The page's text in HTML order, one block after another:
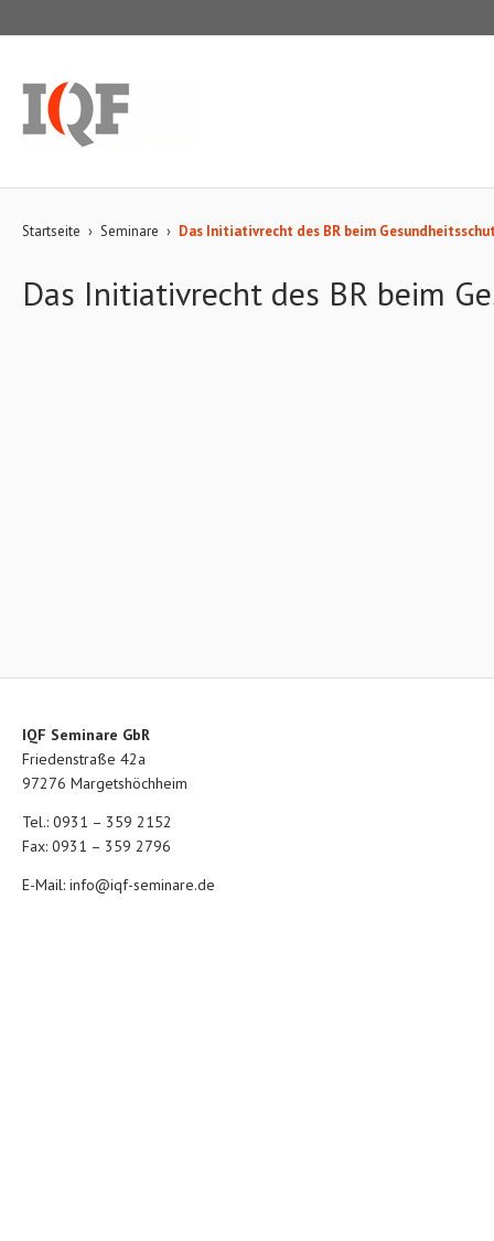
Startseite › Seminare › Das Initiativrecht des BR beim
Das Initiativrecht des BR beim
IQF Seminare GbR
Friedenstraße 42a
97276 Margetshöchheim
Tel.: 0931 – 359 2152
Fax: 0931 – 359 2796
E-Mail: info@iqf-seminare.de